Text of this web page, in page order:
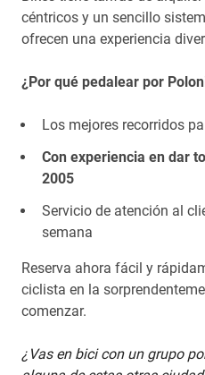
céntricos y un sencillo
ofrecen una experiencia
¿Por qué pedalear por
Los mejores recorridos
Con experiencia en dar
2005
Servicio de atención al
semana
Reserva ahora fácil y
ciclista en la
comenzar.
¿Vas en bici con un grupo